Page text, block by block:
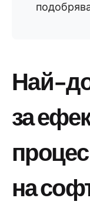
Най-
за
на